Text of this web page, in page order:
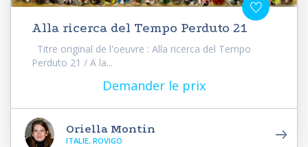
Alla ricerca del Tempo Perduto 21
Titre original de l'oeuvre : Alla ricerca del Tempo
Perduto 21 / A la...
Demander le prix
Oriella Montin
ITALIE, ROVIGO